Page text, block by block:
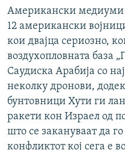
Американски медиуми
12 американски
кои двајца сериозно,
воздухопловната база
Саудиска Арабија со
неколку дронови,
бунтовници Хути ги
ракети кон Израел од
што се закануваат да
конфликтот кој сега е